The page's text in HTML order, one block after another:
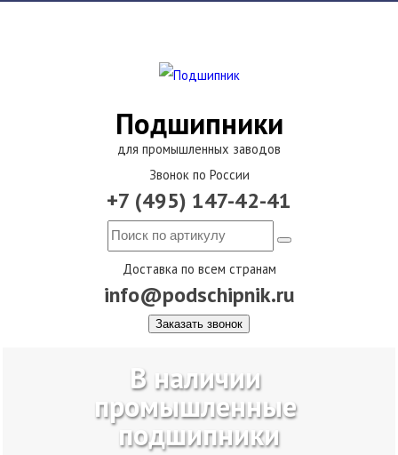
Подшипники
для промышленных заводов
Звонок по России
+7 (495) 147-42-41
Доставка по всем странам
info@podschipnik.ru
Заказать звонок
В наличии
промышленные
подшипники